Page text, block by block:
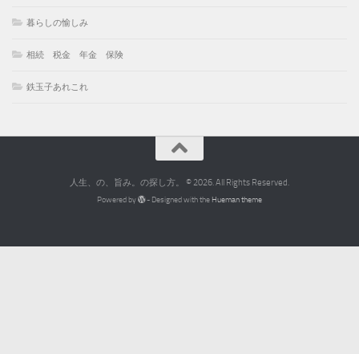
暮らしの愉しみ
相続 税金 年金 保険
鉄玉子あれこれ
人生、の、旨み。の探し方。 © 2026. All Rights Reserved.
Powered by - Designed with the Hueman theme